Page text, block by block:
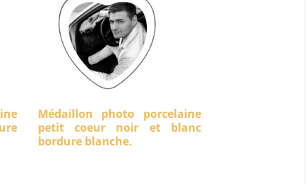
Médaillon photo porcelaine
petit coeur noir et blanc
bordure blanche.